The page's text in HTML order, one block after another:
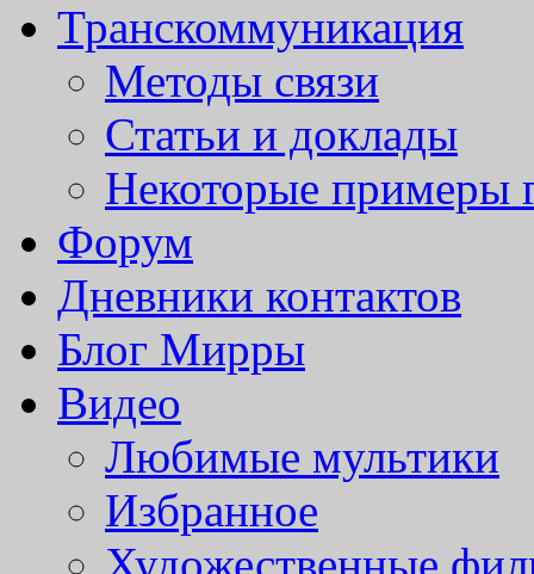
Транскоммуникация
Методы связи
Статьи и доклады
Некоторые примеры
Форум
Дневники контактов
Блог Мирры
Видео
Любимые мультики
Избранное